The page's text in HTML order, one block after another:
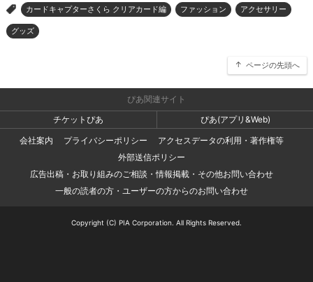
> カードキャプターさくら クリアカード編 ファッション アクセサリー
グッズ
ページの先頭へ
ぴあ関連サイト
チケットぴあ
ぴあ(アプリ&Web)
会社案内
プライバシーポリシー
アクセスデータの利用・著作権等
外部送信ポリシー
広告出稿・お取り組みのご相談・情報掲載・その他お問い合わせ
一般の読者の方・ユーザーの方からのお問い合わせ
Copyright (C) PIA Corporation. All Rights Reserved.